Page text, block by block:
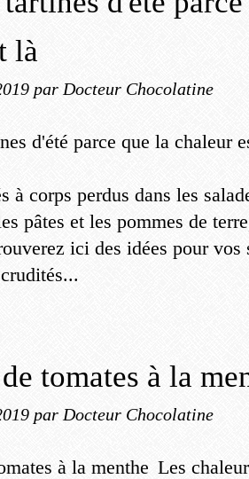
là
par Docteur Chocolatine
à corps perdus dans les
pâtes et les pommes de
ici des idées pour vos
tomates à la
par Docteur Chocolatine
Les